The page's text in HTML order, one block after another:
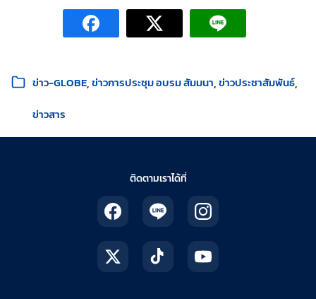
หมวดหมู่:
ข่าว-GLOBE ข่าวการประชุม อบรม สัมมนา ข่าวประชาสัมพันธ์
ข่าวสาร
ติดตามเราได้ที่